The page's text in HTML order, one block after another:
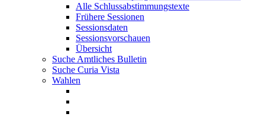
Alle Schlussabstimmungstexte
Frühere Sessionen
Sessionsdaten
Sessionsvorschauen
Übersicht
Suche Amtliches Bulletin
Suche Curia Vista
Wahlen